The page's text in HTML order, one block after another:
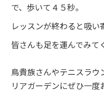
で、歩いて４５秒。
レッスンが終わると吸
皆さんも足を運んでみて
鳥貴族さんやテニスラウ
リアガーデンにぜひ一度